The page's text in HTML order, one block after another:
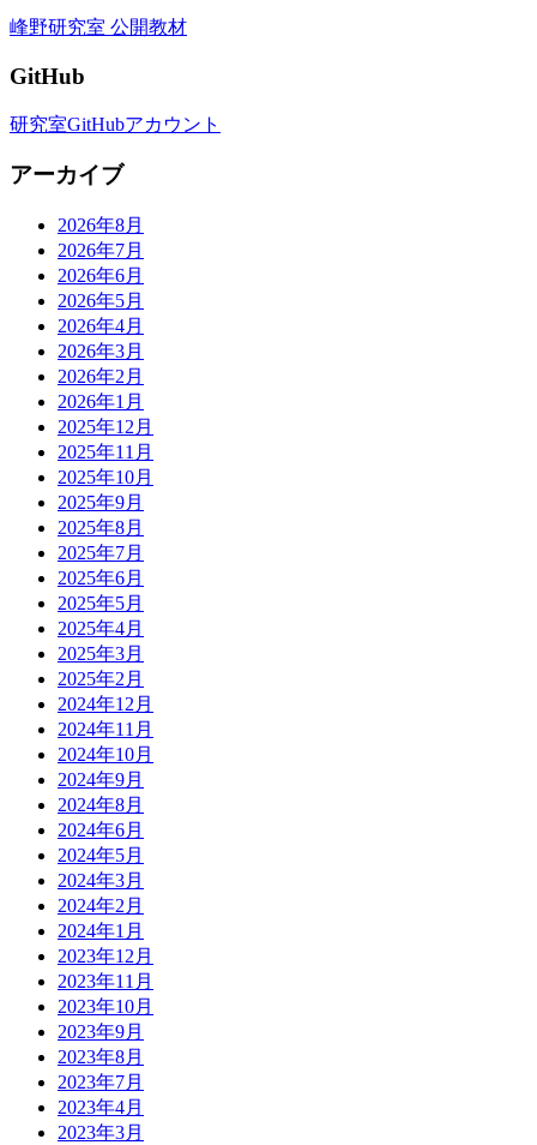
峰野研究室 公開教材
GitHub
研究室GitHubアカウント
アーカイブ
2026年8月
2026年7月
2026年6月
2026年5月
2026年4月
2026年3月
2026年2月
2026年1月
2025年12月
2025年11月
2025年10月
2025年9月
2025年8月
2025年7月
2025年6月
2025年5月
2025年4月
2025年3月
2025年2月
2024年12月
2024年11月
2024年10月
2024年9月
2024年8月
2024年6月
2024年5月
2024年3月
2024年2月
2024年1月
2023年12月
2023年11月
2023年10月
2023年9月
2023年8月
2023年7月
2023年4月
2023年3月